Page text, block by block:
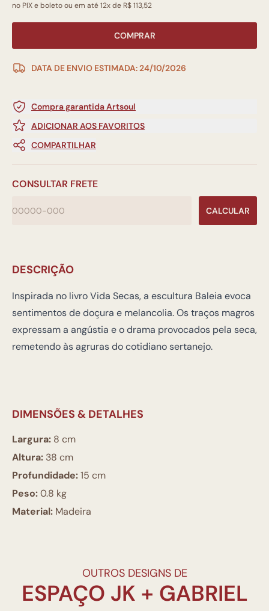
no PIX e boleto ou em até 12x de R$ 113,52
COMPRAR
DATA DE ENVIO ESTIMADA: 24/10/2026
Compra garantida Artsoul
ADICIONAR AOS FAVORITOS
COMPARTILHAR
CONSULTAR FRETE
CALCULAR
DESCRIÇÃO
Inspirada no livro Vida Secas, a escultura Baleia evoca
sentimentos de doçura e melancolia. Os traços magros
expressam a angústia e o drama provocados pela seca,
remetendo às agruras do cotidiano sertanejo.
DIMENSÕES & DETALHES
Largura: 8 cm
Altura: 38 cm
Profundidade:15 cm
Peso:0.8 kg
Material: Madeira
OUTROS DESIGNS DE